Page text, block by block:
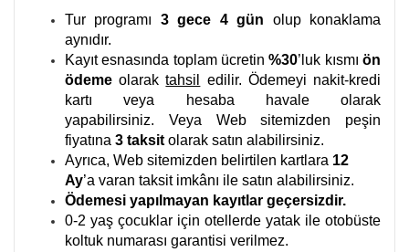
Tur programı 3 gece 4 gün olup konaklama
aynıdır.
Kayıt esnasında toplam ücretin%30’luk kısmıön
ödeme olaraktahsil
edilir. Ödemeyi nakit-kredi
kartı veya hesaba havale olarak
yapabilirsiniz. Veya Web sitemizden peşin
fiyatına 3 taksit olarak satın alabilirsiniz.
Ayrıca, Web sitemizden belirtilen kartlara 12
Ay’a varan taksit imkânı ile satın alabilirsiniz.
Ödemesi yapılmayan kayıtlar geçersizdir.
0-2 yaş çocuklar için otellerde yatak ile otobüste
koltuk numarası garantisi verilmez.